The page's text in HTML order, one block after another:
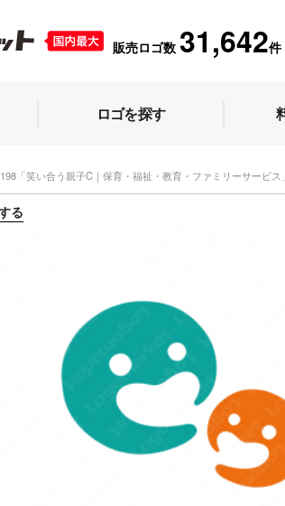
販売ロゴ数 31,642件
ロゴを探す
「笑い合う親子C｜保育・福祉・教育・ファミリーサービス」
る